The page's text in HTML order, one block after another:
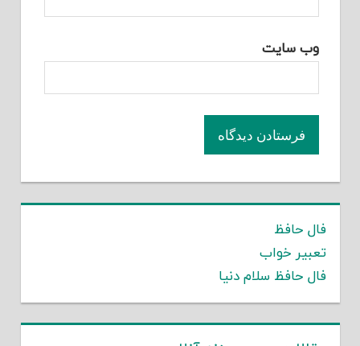
وب‌ سایت
فال حافظ
تعبیر خواب
فال حافظ سلام دنیا